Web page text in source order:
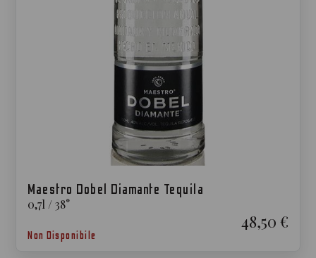
Maestro Dobel Diamante Tequila
0,7l / 38°
48,50 €
Non Disponibile